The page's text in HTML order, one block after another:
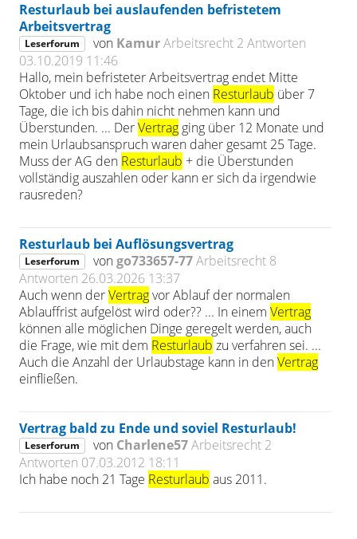
Resturlaub bei auslaufenden befristetem
Arbeitsvertrag
Leserforum von KamurArbeitsrecht 2 Antworten
03.10.2019 11:46
Hallo, mein befristeter Arbeitsvertrag endet Mitte
Oktober und ich habe noch einen Resturlaub über 7
Tage, die ich bis dahin nicht nehmen kann und
Überstunden. ... DerVertrag ging über 12 Monate und
mein Urlaubsanspruch waren daher gesamt 25 Tage.
Muss der AG den Resturlaub + die Überstunden
vollständig auszahlen oder kann er sich da irgendwie
rausreden?
Resturlaub bei Auflösungsvertrag
Leserforum von go733657-77Arbeitsrecht 8
Antworten 26.03.2026 13:37
Auch wenn derVertragvor Ablauf der normalen
Ablauffrist aufgelöst wird oder?? ... In einemVertrag
können alle möglichen Dinge geregelt werden, auch
die Frage, wie mit dem Resturlaub zu verfahren sei. ...
Auch die Anzahl der Urlaubstage kann in denVertrag
einfließen.
Vertrag bald zu Ende und soviel Resturlaub!
Leserforum von Charlene57Arbeitsrecht 2
Antworten 07.03.2012 18:11
Ich habe noch 21 Tage Resturlaub aus 2011.